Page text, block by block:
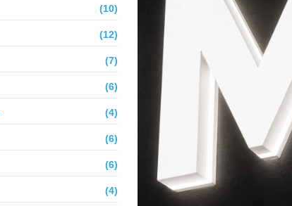
(10)
(12)
(7)
(6)
(4)
(6)
(6)
(4)